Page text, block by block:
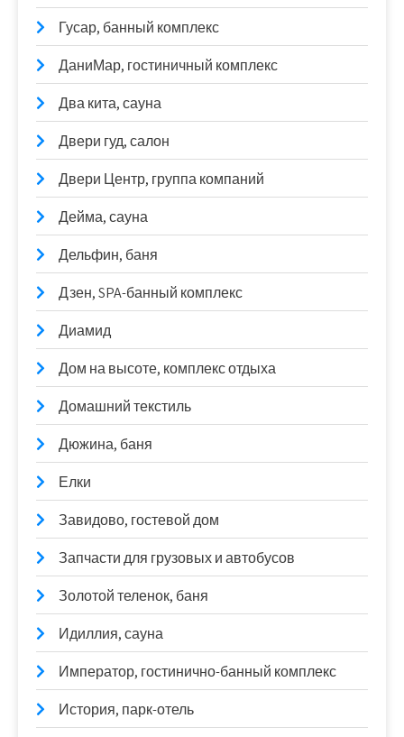
Гусар, банный комплекс
ДаниМар, гостиничный комплекс
Два кита, сауна
Двери гуд, салон
Двери Центр, группа компаний
Дейма, сауна
Дельфин, баня
Дзен, SPA-банный комплекс
Диамид
Дом на высоте, комплекс отдыха
Домашний текстиль
Дюжина, баня
Елки
Завидово, гостевой дом
Запчасти для грузовых и автобусов
Золотой теленок, баня
Идиллия, сауна
Император, гостинично-банный комплекс
История, парк-отель